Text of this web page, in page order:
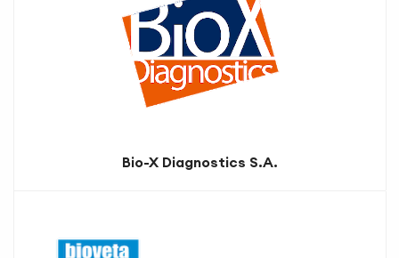
Bio-X Diagnostics S.A.